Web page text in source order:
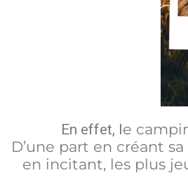
En effet, le
D’une part en créant
en incitant, les plus